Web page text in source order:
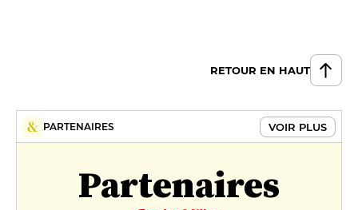
RETOUR EN HAUT
PARTENAIRES VOIR PLUS
Partenaires